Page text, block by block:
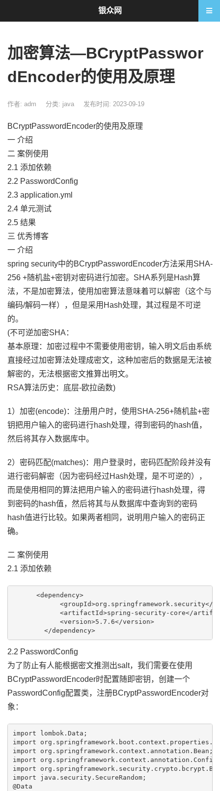
加密算法—BCryptPasswor
dEncoder的使用及原理
作者: adm 分类: java 发布时间: 2023-09-19
BCryptPasswordEncoder的使用及原理
一 介绍
二 案例使用
2.1 添加依赖
2.2 PasswordConfig
2.3 application.yml
2.4 单元测试
2.5 结果
三 优秀博客
一 介绍
spring security中的BCryptPasswordEncoder方法采用SHA-
256 +随机盐+密钥对密码进行加密。SHA系列是Hash算
法，不是加密算法，使用加密算法意味着可以解密（这个与
编码/解码一样），但是采用Hash处理，其过程是不可逆
的。
(不可逆加密SHA：
基本原理：加密过程中不需要使用密钥，输入明文后由系统
直接经过加密算法处理成密文，这种加密后的数据是无法被
解密的，无法根据密文推算出明文。
RSA算法历史：底层-欧拉函数)
1）加密(encode)：注册用户时，使用SHA-256+随机盐+密
钥把用户输入的密码进行hash处理，得到密码的hash值，
然后将其存入数据库中。
2）密码匹配(matches)：用户登录时，密码匹配阶段并没有
进行密码解密（因为密码经过Hash处理，是不可逆的），
而是使用相同的算法把用户输入的密码进行hash处理，得
到密码的hash值，然后将其与从数据库中查询到的密码
hash值进行比较。如果两者相同，说明用户输入的密码正
确。
二 案例使用
2.1 添加依赖
      <dependency>
<groupId>org.springframework.security</
<artifactId>spring-security-core</
            <version>5.7.6</version>
        </dependency>
2.2 PasswordConfig
为了防止有人能根据密文推测出salt，我们需要在使用
BCryptPasswordEncoder时配置随即密钥，创建一个
PasswordConfig配置类，注册BCryptPasswordEncoder对
象：
import lombok.Data;
import
import org.springframework.context.annotation.Bean;
import
import
import java.security.SecureRandom;
@Data
银众网